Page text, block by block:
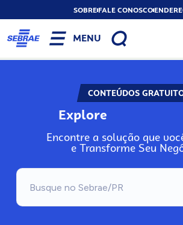
SOBREFALE CONOSCO
MENU
CONTEÚDOS
Explore
Encontre a solução que
e Transforme Seu